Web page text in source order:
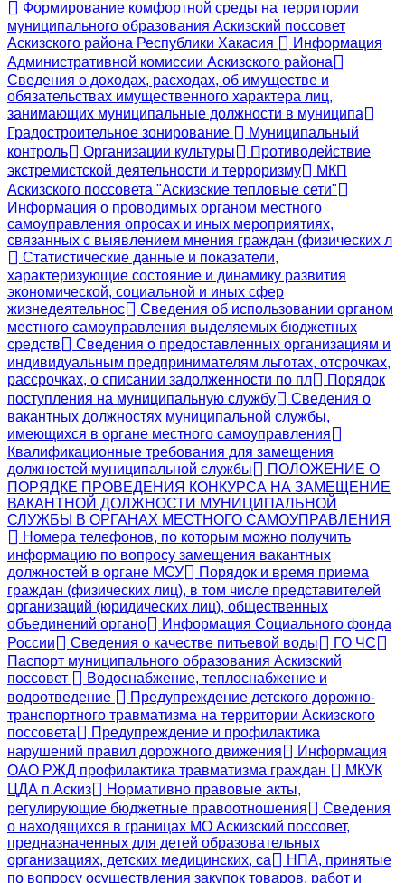
Формирование комфортной среды на территории
муниципального образования Аскизский поссовет
Аскизского района Республики Хакасия
Информация
Административной комиссии Аскизского района
Сведения о доходах, расходах, об имуществе и
обязательствах имущественного характера лиц,
занимающих муниципальные должности в муниципа
Градостроительное зонирование
Муниципальный
контроль
Организации культуры
Противодействие
экстремистской деятельности и терроризму
МКП
Аскизского поссовета "Аскизские тепловые сети"
Информация о проводимых органом местного
самоуправления опросах и иных мероприятиях,
связанных с выявлением мнения граждан (физических л
Статистические данные и показатели,
характеризующие состояние и динамику развития
экономической, социальной и иных сфер
жизнедеятельнос
Сведения об использовании органом
местного самоуправления выделяемых бюджетных
средств
Сведения о предоставленных организациям и
индивидуальным предпринимателям льготах, отсрочках,
рассрочках, о списании задолженности по пл
Порядок
поступления на муниципальную службу
Сведения о
вакантных должностях муниципальной службы,
имеющихся в органе местного самоуправления
Квалификационные требования для замещения
должностей муниципальной службы
ПОЛОЖЕНИЕ О
ПОРЯДКЕ ПРОВЕДЕНИЯ КОНКУРСА НА ЗАМЕЩЕНИЕ
ВАКАНТНОЙ ДОЛЖНОСТИ МУНИЦИПАЛЬНОЙ
СЛУЖБЫ В ОРГАНАХ МЕСТНОГО САМОУПРАВЛЕНИЯ
Номера телефонов, по которым можно получить
информацию по вопросу замещения вакантных
должностей в органе МСУ
Порядок и время приема
граждан (физических лиц), в том числе представителей
организаций (юридических лиц), общественных
объединений органо
Информация Социального фонда
России
Сведения о качестве питьевой воды
ГО ЧС
Паспорт муниципального образования Аскизский
поссовет
Водоснабжение, теплоснабжение и
водоотведение
Предупреждение детского дорожно-
транспортного травматизма на территории Аскизского
поссовета
Предупреждение и профилактика
нарушений правил дорожного движения
Информация
ОАО РЖД профилактика травматизма граждан
МКУК
ЦДА п.Аскиз
Нормативно правовые акты,
регулирующие бюджетные правоотношения
Сведения
о находящихся в границах МО Аскизский поссовет,
предназначенных для детей образовательных
организациях, детских медицинских, са
НПА, принятые
по вопросу осуществления закупок товаров, работ и